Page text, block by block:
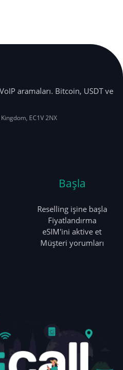
aramaları. Bitcoin, USDT ve
, EC1V 2NX
Başla
Reselling işine başla
Fiyatlandırma
eSIM'ini aktive et
Müşteri yorumları